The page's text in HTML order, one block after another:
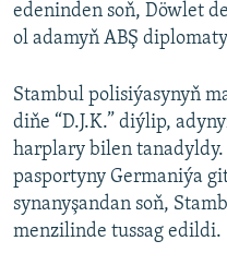
edeninden soň, Döwlet
ol adamyň ABŞ
Stambul polisiýasynyň
diňe “D.J.K.” diýlip,
harplary bilen
pasportyny Germaniýa
synanyşandan soň,
menzilinde tussag edildi.